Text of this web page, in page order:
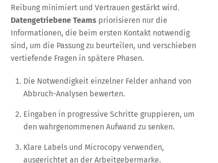
Reibung minimiert und Vertrauen gestärkt wird.
Datengetriebene Teams priorisieren nur die
Informationen, die beim ersten Kontakt notwendig
sind, um die Passung zu beurteilen, und verschieben
vertiefende Fragen in spätere Phasen.
Die Notwendigkeit einzelner Felder anhand von
Abbruch-Analysen bewerten.
Eingaben in progressive Schritte gruppieren, um
den wahrgenommenen Aufwand zu senken.
Klare Labels und Microcopy verwenden,
ausgerichtet an der Arbeitgebermarke.